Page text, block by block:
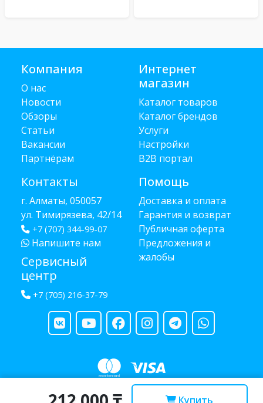
Купить
Компания
О нас
Новости
Обзоры
Статьи
Вакансии
Партнёрам
Контакты
г. Алматы, 050057
ул. Тимирязева, 42/14
+7 (707) 344-99-07
Напишите нам
Сервисный
центр
+7 (705) 216-37-79
Интернет
магазин
Каталог товаров
Каталог брендов
Услуги
Настройки
B2B портал
Помощь
Доставка и оплата
Гарантия и возврат
Публичная оферта
Предложения и
жалобы
Copyright © 2013 - 2026 RUBA - разработаноwebula.kz